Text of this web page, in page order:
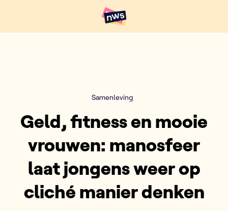
Hoofdpunten VRT NWS
Samenleving
Geld, fitness en mooie
vrouwen: manosfeer
laat jongens weer op
cliché manier denken